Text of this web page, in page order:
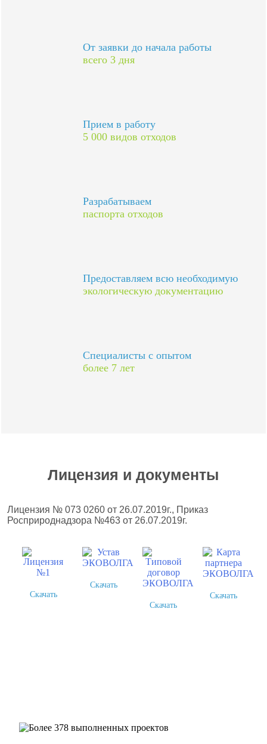
От заявки до начала работы
всего 3 дня
Прием в работу
5 000 видов отходов
Разрабатываем
паспорта отходов
Предоставляем всю необходимую
экологическую документацию
Специалисты с опытом
более 7 лет
Лицензия и документы
Лицензия № 073 0260 от 26.07.2019г., Приказ
Росприроднадзора №463 от 26.07.2019г.
Скачать
Скачать
Скачать
Скачать